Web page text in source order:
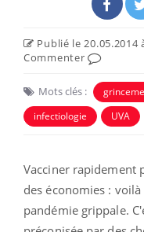
Publié le 20.05.2014
Commenter
Mots clés :
infectiologie
UVA
Vacciner rapidement
des économies :
pandémie grippale.